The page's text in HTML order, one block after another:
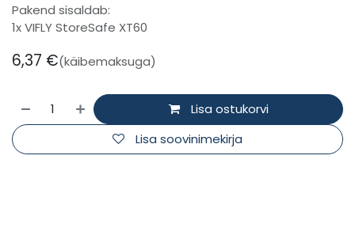
Pakend sisaldab:
1x VIFLY StoreSafe XT60
6,37 €(käibemaksuga)
Lisa ostukorvi
Lisa soovinimekirja